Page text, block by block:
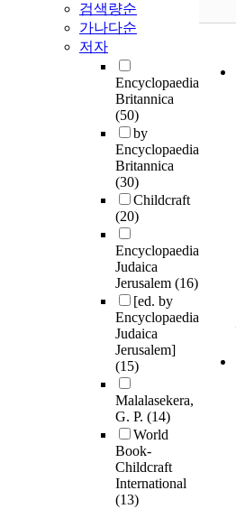
검색량순
가나다순
저자
Encyclopaedia
Britannica
(50)
by
Encyclopaedia
Britannica
(30)
Childcraft
(20)
Encyclopaedia
Judaica
Jerusalem (16)
[ed. by
Encyclopaedia
Judaica
Jerusalem]
(15)
Malalasekera,
G. P. (14)
World
Book-
Childcraft
International
(13)